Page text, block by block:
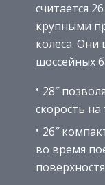
считается
крупными
колеса. Они
шоссейных
28″
скорость на
26″
во время